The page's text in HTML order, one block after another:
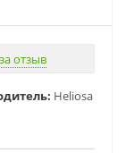
отзыв
Heliosa